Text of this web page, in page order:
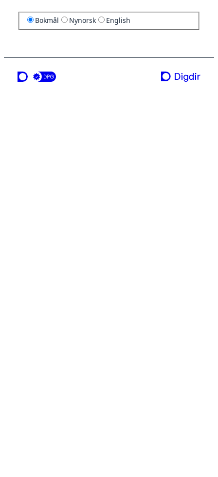
Bokmål Nynorsk English